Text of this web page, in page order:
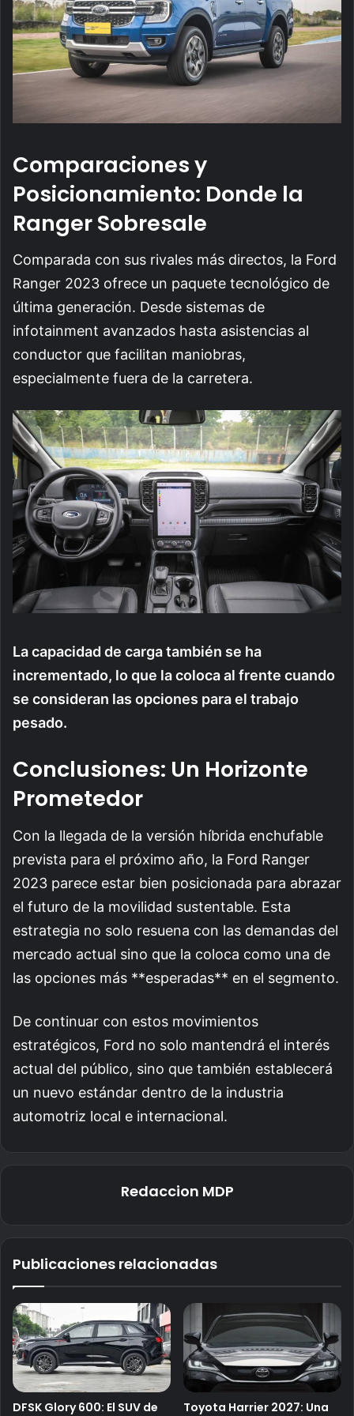
Comparaciones y
Posicionamiento: Donde la
Ranger Sobresale
Comparada con sus rivales más directos, la Ford
Ranger 2023 ofrece un paquete tecnológico de
última generación. Desde sistemas de
infotainment avanzados hasta asistencias al
conductor que facilitan maniobras,
especialmente fuera de la carretera.
La capacidad de carga también se ha
incrementado, lo que la coloca al frente cuando
se consideran las opciones para el trabajo
pesado.
Conclusiones: Un Horizonte
Prometedor
Con la llegada de la versión híbrida enchufable
prevista para el próximo año, la Ford Ranger
2023 parece estar bien posicionada para abrazar
el futuro de la movilidad sustentable. Esta
estrategia no solo resuena con las demandas del
mercado actual sino que la coloca como una de
las opciones más **esperadas** en el segmento.
De continuar con estos movimientos
estratégicos, Ford no solo mantendrá el interés
actual del público, sino que también establecerá
un nuevo estándar dentro de la industria
automotriz local e internacional.
Redaccion MDP
Publicaciones relacionadas
DFSK Glory 600: El SUV de
Toyota Harrier 2027: Una